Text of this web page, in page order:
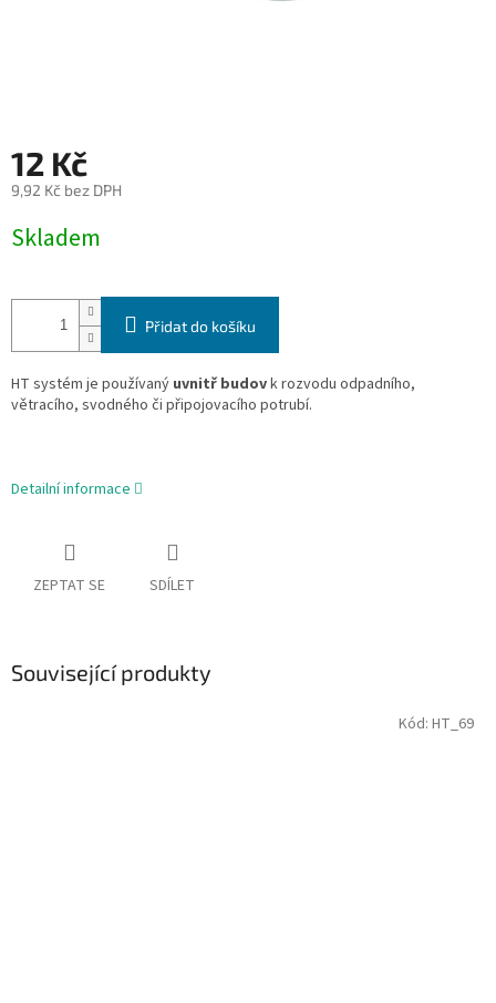
12 Kč
9,92 Kč bez DPH
cena:
Skladem
Přidat do košíku
HT systém je používaný uvnitř budovk rozvodu odpadního,
větracího, svodného či připojovacího potrubí.
Detailní informace
ZEPTAT SE SDÍLET
Související produkty
Kód: HT_69